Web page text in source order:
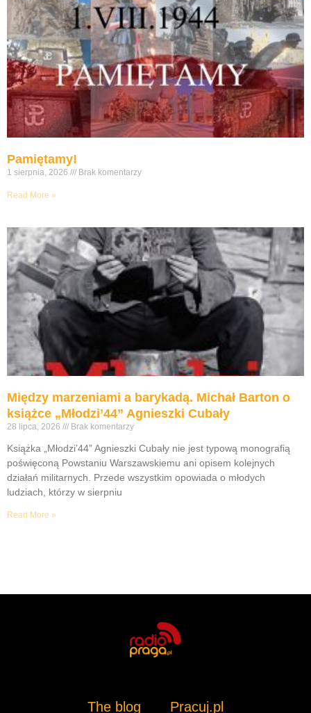
Pamiętamy!
1 sierpnia, 2026 Brak komentarzy
Read More »
Między marzeniami a barykadą. Michał Barton o
książce „Młodzi’44” Agnieszki Cubały
28 lipca, 2026 Brak komentarzy
Książka „Młodzi’44” Agnieszki Cubały nie jest typową monografią
poświęconą Powstaniu Warszawskiemu ani opisem kolejnych
działań militarnych. Przede wszystkim opowiada o młodych
ludziach, którzy w sierpniu
Read More »
The blog Pracuj.pl